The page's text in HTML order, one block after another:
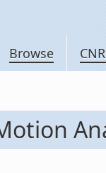
Browse